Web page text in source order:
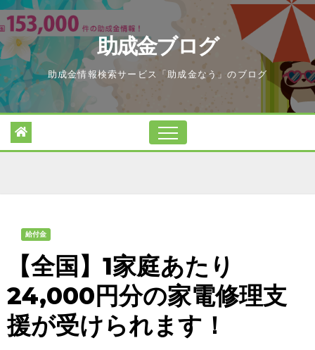
Skip
to
content
助成金ブログ
助成金情報検索サービス「助成金なう」のブログ
給付金
【全国】1家庭あたり
24,000円分の家電修理支
援が受けられます！